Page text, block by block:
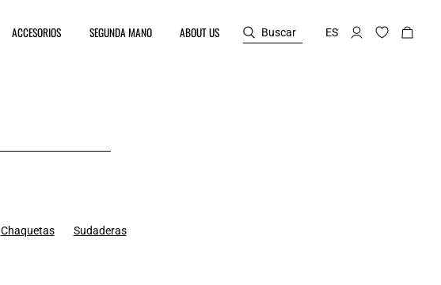
ACCESORIOS SEGUNDA MANO ABOUT US Buscar ES
Chaquetas Sudaderas